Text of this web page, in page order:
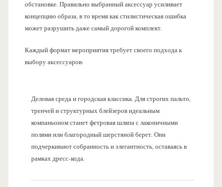
обстановке. Правильно выбранный аксессуар усиливает
концепцию образа, в то время как стилистическая ошибка
может разрушить даже самый дорогой комплект.
Каждый формат мероприятия требует своего подхода к
выбору аксессуаров:
Деловая среда и городская классика. Для строгих пальто,
тренчей и структурных блейзеров идеальным
компаньоном станет фетровая шляпа с лаконичными
полями или благородный шерстяной берет. Они
подчеркивают собранность и элегантность, оставаясь в
рамках дресс-кода.